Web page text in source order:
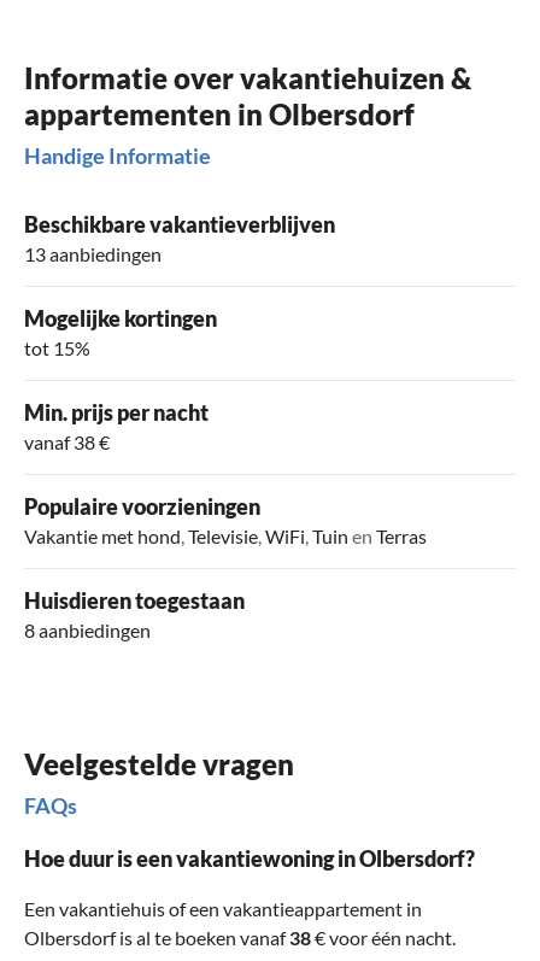
Informatie over vakantiehuizen &
appartementen in Olbersdorf
Handige Informatie
Beschikbare vakantieverblijven
13 aanbiedingen
Mogelijke kortingen
tot 15%
Min. prijs per nacht
vanaf 38 €
Populaire voorzieningen
Vakantie met hond,Televisie,WiFi,Tuin en Terras
Huisdieren toegestaan
8 aanbiedingen
Veelgestelde vragen
FAQs
Hoe duur is een vakantiewoning in Olbersdorf?
Een vakantiehuis of een vakantieappartement in
Olbersdorf is al te boeken vanaf38€ voor één nacht.